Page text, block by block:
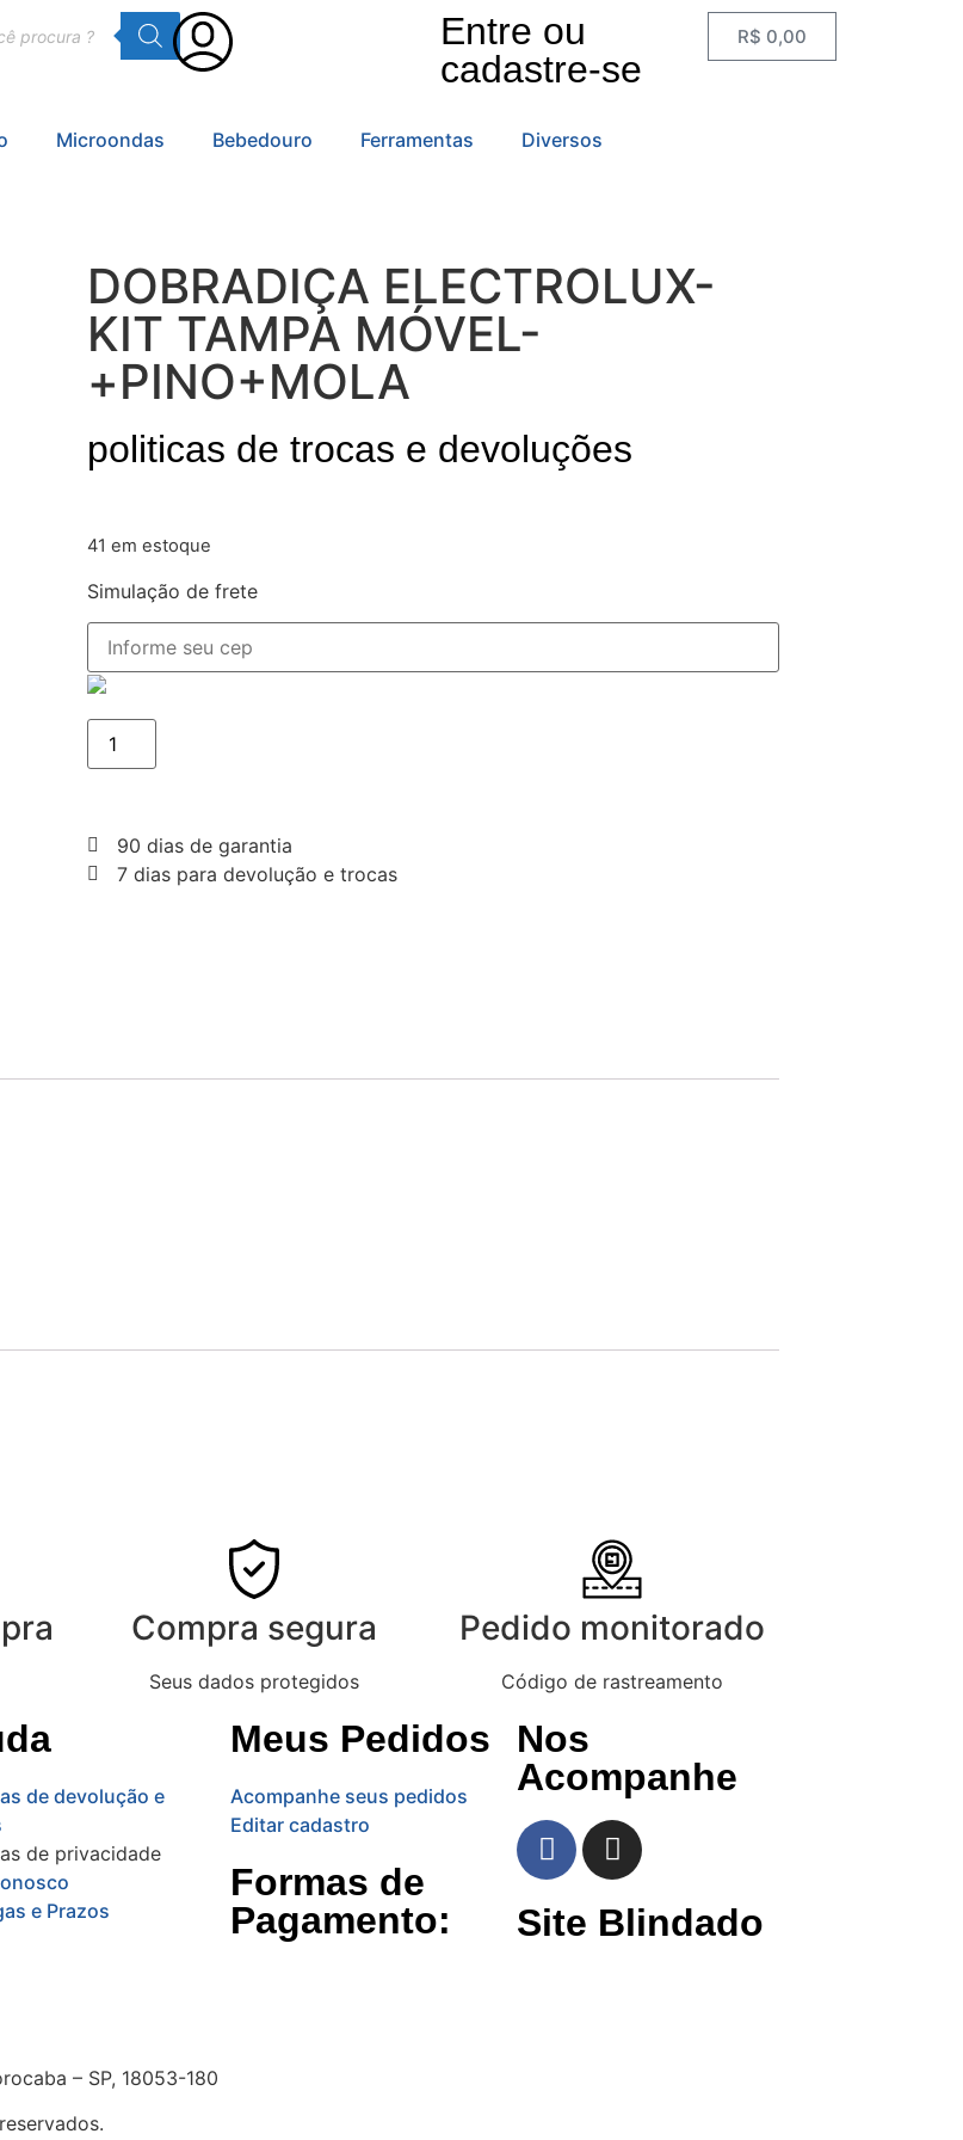
Entre ou
cadastre-se
R$ 0,00
Microondas Bebedouro Ferramentas Diversos
DOBRADIÇA ELECTROLUX-
KIT TAMPA MÓVEL-
+PINO+MOLA
politicas de trocas e devoluções
41 em estoque
Simulação de frete
90 dias de garantia
7 dias para devolução e trocas
Compra segura
Seus dados protegidos
Pedido monitorado
Código de rastreamento
de devolução e
de privacidade
e Prazos
Meus Pedidos
Acompanhe seus pedidos
Editar cadastro
Formas de
Pagamento:
Nos
Acompanhe
Site Blindado
– SP, 18053-180